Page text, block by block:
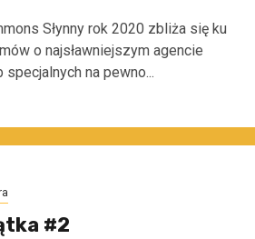
Słynny rok 2020 zbliża się ku
o najsławniejszym agencie
specjalnych na pewno...
#2